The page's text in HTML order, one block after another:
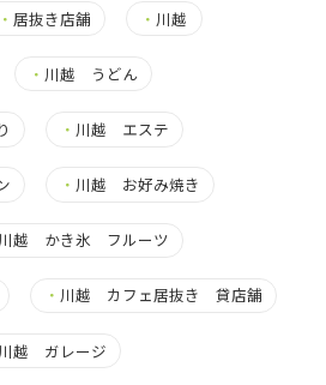
・ 居抜き店舗 ・ 川越
・ 川越 うどん
・ 川越 エステ
・ 川越 お好み焼き
川越 かき氷 フルーツ
・ 川越 カフェ居抜き 貸店舗
川越 ガレージ